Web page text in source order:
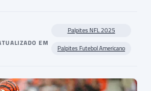
EM
Palpites NFL 2025
Palpites Futebol Americano